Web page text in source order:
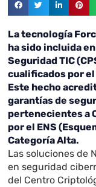
La tecnología
ha sido incluida
Seguridad TIC
cualificados por
Este hecho
garantías de
pertenecientes a
por el ENS
Categoría Alta.
Las soluciones de
en seguridad
del Centro